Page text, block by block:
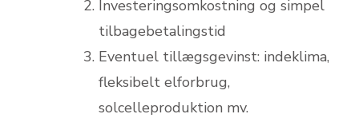
Investeringsomkostning og simpel
tilbagebetalingstid
Eventuel tillægsgevinst: indeklima,
fleksibelt elforbrug,
solcelleproduktion mv.